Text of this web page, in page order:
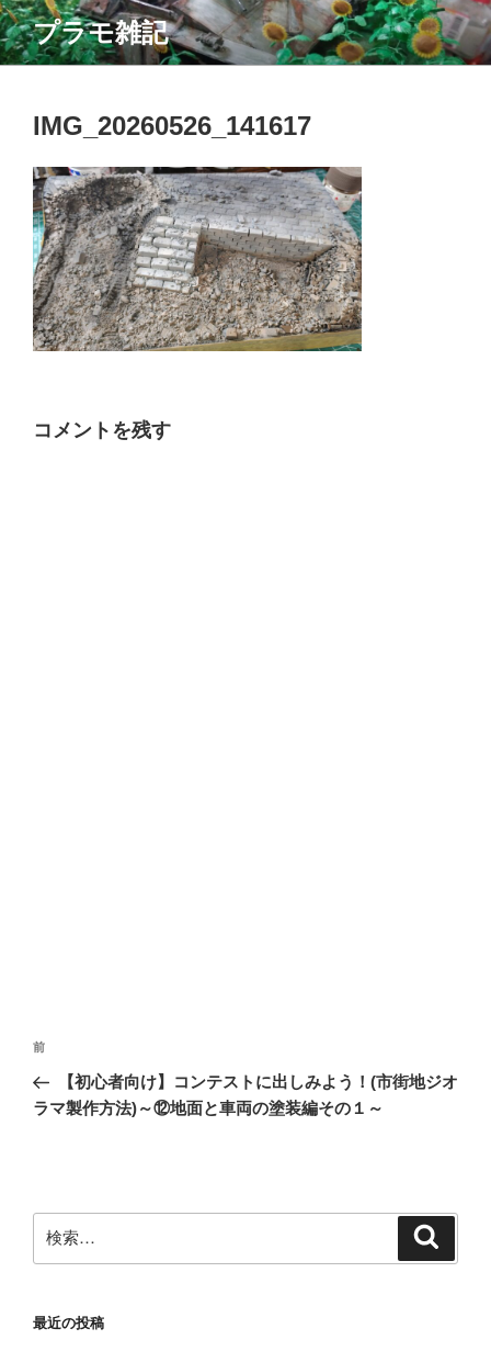
コ
ン
テ
プラモ雑記
IMG_20260526_141617
コメントを残す
投
ナ
シ
ョ
前
の
投
前
【初心者向け】コンテストに出しみよう！(市街地ジオ
ラマ製作方法)～⑫地面と車両の塗装編その１～
索:
最近の投稿